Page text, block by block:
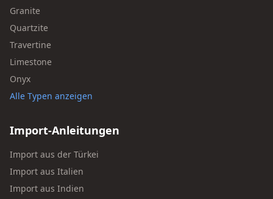
Granite
Quartzite
Travertine
Limestone
Onyx
Alle Typen anzeigen
Import-Anleitungen
Import aus der Türkei
Import aus Italien
Import aus Indien